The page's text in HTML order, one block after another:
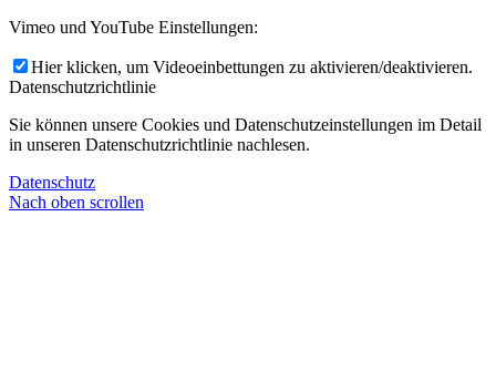
Vimeo und YouTube Einstellungen:
Hier klicken, um Videoeinbettungen zu aktivieren/deaktivieren.
Datenschutzrichtlinie
Sie können unsere Cookies und Datenschutzeinstellungen im Detail
in unseren Datenschutzrichtlinie nachlesen.
Datenschutz
Nach oben scrollen